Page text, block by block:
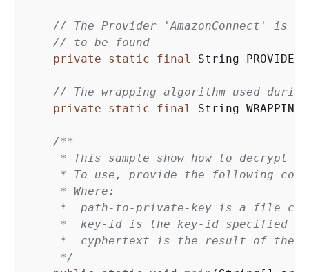
// The Provider 'AmazonConnect' is
// to be found
private
static final String
// The wrapping algorithm used
private
static final String
/**
* This sample show how to decrypt
* To use, provide the following
     * Where:
*  path-to-private-key is a file
*  key-id is the key-id specified
*  cyphertext is the result of the
     */